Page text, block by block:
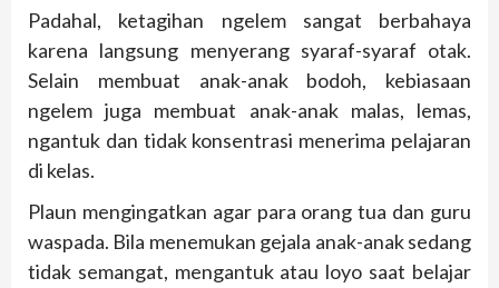
Padahal, ketagihan ngelem sangat berbahaya
karena langsung menyerang syaraf-syaraf otak.
Selain membuat anak-anak bodoh, kebiasaan
ngelem juga membuat anak-anak malas, lemas,
ngantuk dan tidak konsentrasi menerima pelajaran
di kelas.
Plaun mengingatkan agar para orang tua dan guru
waspada. Bila menemukan gejala anak-anak sedang
tidak semangat, mengantuk atau loyo saat belajar